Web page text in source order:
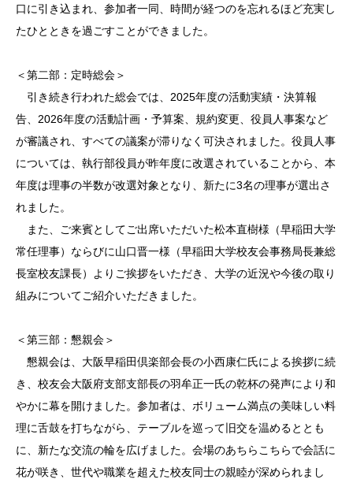
口に引き込まれ、参加者一同、時間が経つのを忘れるほど充実し
たひとときを過ごすことができました。
＜第二部：定時総会＞
引き続き行われた総会では、2025年度の活動実績・決算報
告、2026年度の活動計画・予算案、規約変更、役員人事案など
が審議され、すべての議案が滞りなく可決されました。役員人事
については、執行部役員が昨年度に改選されていることから、本
年度は理事の半数が改選対象となり、新たに3名の理事が選出さ
れました。
また、ご来賓としてご出席いただいた松本直樹様（早稲田大学
常任理事）ならびに山口晋一様（早稲田大学校友会事務局長兼総
長室校友課長）よりご挨拶をいただき、大学の近況や今後の取り
組みについてご紹介いただきました。
＜第三部：懇親会＞
懇親会は、大阪早稲田倶楽部会長の小西康仁氏による挨拶に続
き、校友会大阪府支部支部長の羽牟正一氏の乾杯の発声により和
やかに幕を開けました。参加者は、ボリューム満点の美味しい料
理に舌鼓を打ちながら、テーブルを巡って旧交を温めるととも
に、新たな交流の輪を広げました。会場のあちらこちらで会話に
花が咲き、世代や職業を超えた校友同士の親睦が深められまし